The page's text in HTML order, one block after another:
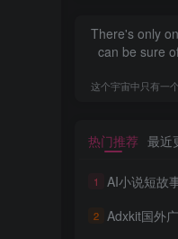
There's only
can be sure
这个宇宙中只有一
热门推荐 最近
1 AI小说短故事项目，大佬亲测月
2 Adxkit国外广告联盟系